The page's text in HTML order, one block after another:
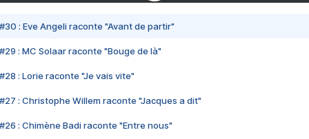
#30 : Eve Angeli raconte "Avant de partir"
#29 : MC Solaar raconte "Bouge de là"
#28 : Lorie raconte "Je vais vite"
#27 : Christophe Willem raconte "Jacques a dit"
#26 : Chimène Badi raconte "Entre nous"